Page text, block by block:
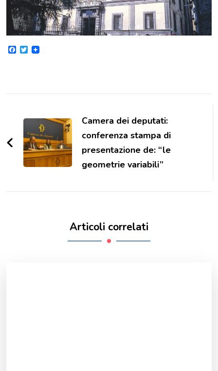
Facebook
Twitter
articoli
Camera dei deputati:
conferenza stampa di
presentazione de: “le
geometrie variabili”
Articoli correlati